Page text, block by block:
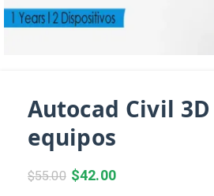
Autocad Civil 3D
equipos
$55.00 $42.00